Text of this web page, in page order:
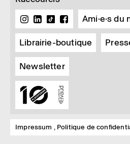
Ami·e·s du
Librairie-boutique
Newsletter
Impressum Politique de